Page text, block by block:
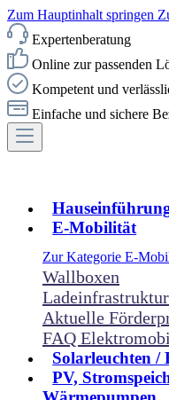
Zum Hauptinhalt springen
Expertenberatung
Online zur passenden
Kompetent und
Einfache und sichere
E-Mobilität
Zur Kategorie E-
Wallboxen
Ladeinfrastruktur
Aktuelle
FAQ
Solarleuchten /
PV,